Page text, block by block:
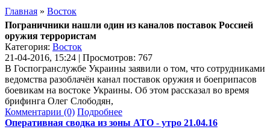
Главная » Восток
Пограничники нашли один из каналов поставок Россией
оружия террористам
Категория: Восток
21-04-2016, 15:24 | Просмотров: 767
В Госпогранслужбе Украины заявили о том, что сотрудниками
ведомства разоблачён канал поставок оружия и боеприпасов
боевикам на востоке Украины. Об этом рассказал во время
брифинга Олег Слободян,
Комментарии (0) Подробнее
Оперативная сводка из зоны АТО - утро 21.04.16